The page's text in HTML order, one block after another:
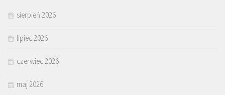
sierpień 2026
lipiec 2026
czerwiec 2026
maj 2026